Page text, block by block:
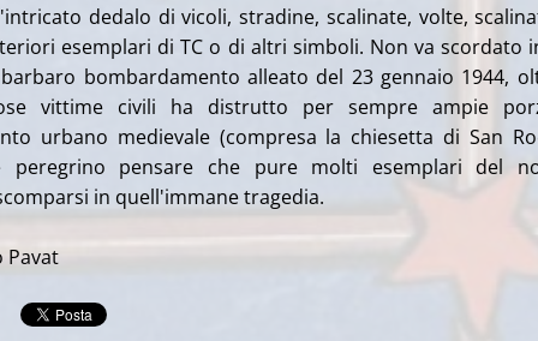
dedalo di vicoli, stradine, scalinate, volte,
esemplari di TC o di altri simboli. Non va scordato
bombardamento alleato del 23 gennaio 1944,
vittime civili ha distrutto per sempre ampie
urbano medievale (compresa la chiesetta di San
peregrino pensare che pure molti esemplari del
in quell'immane tragedia.
Pavat